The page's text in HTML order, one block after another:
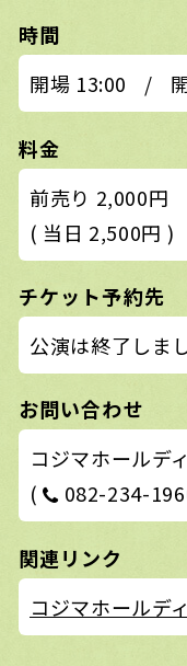
時間
開場 13:00
/
料金
前売り 2,000円
( 当日 2,500円 )
チケット予約先
公演は終了しま
お問い合わせ
コジマホールデ
( 082-234-
関連リンク
コジマホールデ